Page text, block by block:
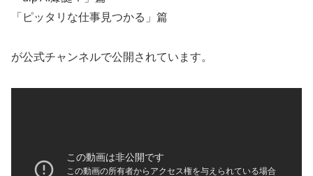
「ピッタリな仕事見つかる」篇
が公式チャンネルで公開されています。